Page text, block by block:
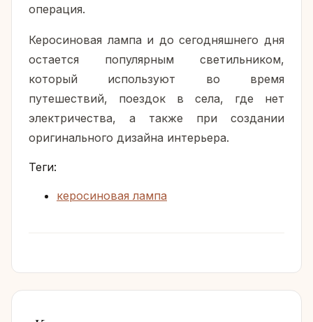
операция.
Керосиновая лампа и до сегодняшнего дня
остается популярным светильником,
который используют во время
путешествий, поездок в села, где нет
электричества, а также при создании
оригинального дизайна интерьера.
Теги:
керосиновая лампа